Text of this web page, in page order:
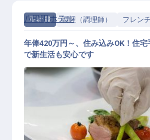
正社員 調理（調理師） フレン
八甲田ホテル
年俸420万円～、住み込みOK！住
で新生活も安心です